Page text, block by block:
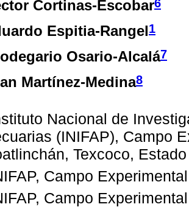
Cortinas-Escobar6
Espitia-Rangel1
Osario-Alcalá7
Martínez-Medina8
Nacional de
(INIFAP), Campo
Texcoco,
Campo
Campo